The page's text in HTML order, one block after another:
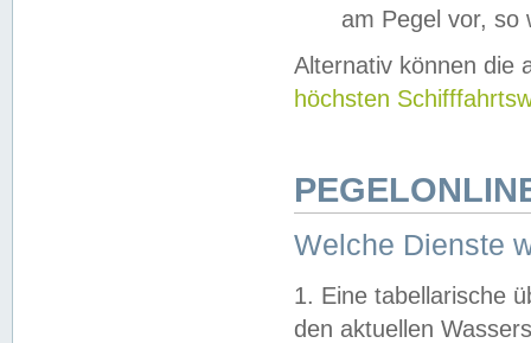
am Pegel vor,
Alternativ können die
höchsten
Welche Dienste
1. Eine tabellarische
den aktuellen